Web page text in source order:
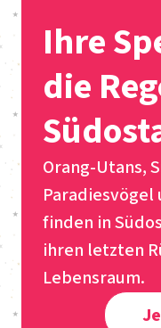
Ihre
die
Orang-Utans,
Paradiesvögel
finden in
ihren letzten
Lebensraum.